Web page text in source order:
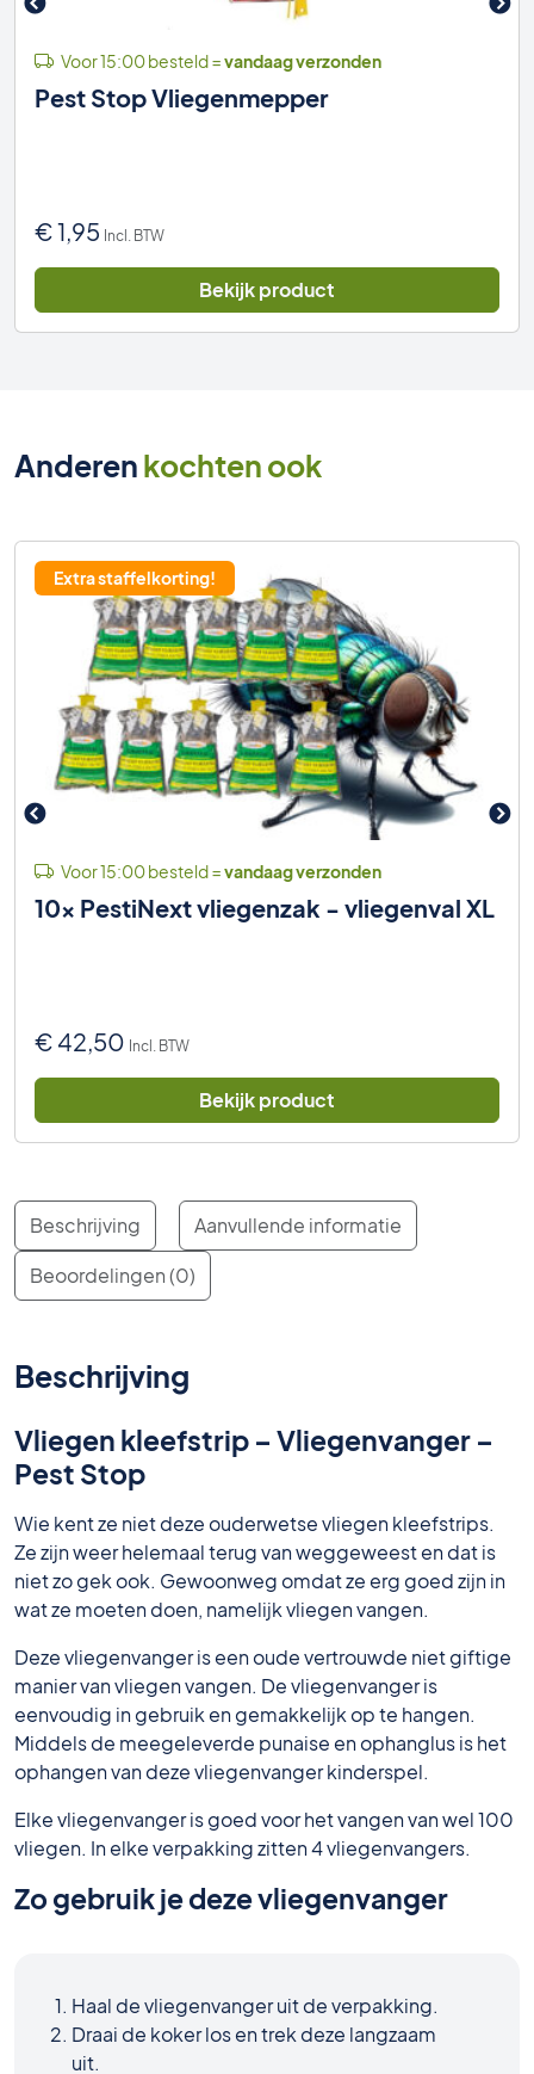
Voor 15:00 besteld =vandaag verzonden
Pest Stop Vliegenmepper
€1,95 Incl. BTW
Bekijk product
Anderenkochten ook
Extra staffelkorting!
Voor 15:00 besteld =vandaag verzonden
10x PestiNext vliegenzak - vliegenval XL
€ 42,50 Incl. BTW
Bekijk product
Beschrijving
Aanvullende informatie
Beoordelingen (0)
Beschrijving
Vliegen kleefstrip – Vliegenvanger –
Pest Stop
Wie kent ze niet deze ouderwetse vliegen kleefstrips.
Ze zijn weer helemaal terug van weggeweest en dat is
niet zo gek ook. Gewoonweg omdat ze erg goed zijn in
wat ze moeten doen, namelijk vliegen vangen.
Deze vliegenvanger is een oude vertrouwde niet giftige
manier van vliegen vangen. De vliegenvanger is
eenvoudig in gebruik en gemakkelijk op te hangen.
Middels de meegeleverde punaise en ophanglus is het
ophangen van deze vliegenvanger kinderspel.
Elke vliegenvanger is goed voor het vangen van wel 100
vliegen. In elke verpakking zitten 4 vliegenvangers.
Zo gebruik je deze vliegenvanger
Haal de vliegenvanger uit de verpakking.
Draai de koker los en trek deze langzaam
uit.